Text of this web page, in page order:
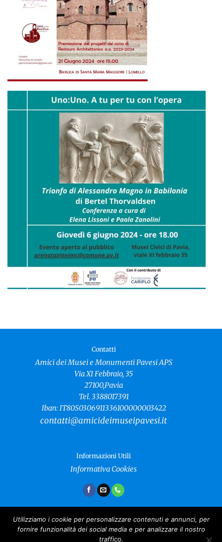
Contatti
Amici dei Musei e Monumenti Pavesi APS
Via XI Febbraio, 35
27100,Pavia
Tel. 3388017391
Iban: IT80S0306911336100000003422
contatti@amicideimuseipavesi.it
Informazioni Utili
Informativa Cookies
Amici dei Musei e Monumenti Pavesi
Utilizziamo i cookie per personalizzare contenuti e annunci, per
fornire funzionalità dei social media e per analizzare il nostro
traffico.